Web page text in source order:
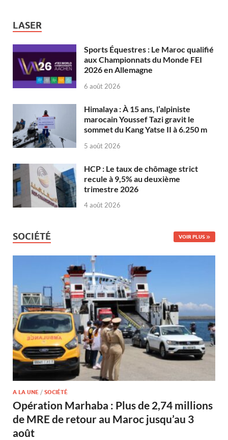
LASER
Sports Équestres : Le Maroc qualifié
aux Championnats du Monde FEI
2026 en Allemagne
6 août 2026
Himalaya : À 15 ans, l’alpiniste
marocain Youssef Tazi gravit le
sommet du Kang Yatse II à 6.250 m
5 août 2026
HCP : Le taux de chômage strict
recule à 9,5% au deuxième
trimestre 2026
4 août 2026
SOCIÉTÉ VOIR PLUS
A LA UNE / SOCIÉTÉ
Opération Marhaba : Plus de 2,74 millions
de MRE de retour au Maroc jusqu’au 3
août